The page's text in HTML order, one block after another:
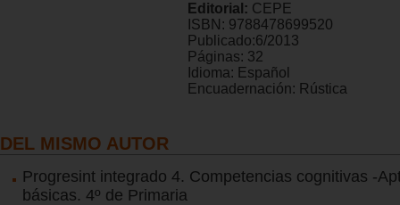
Editorial: CEPE
ISBN: 9788478699520
Publicado:6/2013
Páginas: 32
Idioma: Español
Encuadernación: Rústica
DEL MISMO AUTOR
Progresint integrado 4. Competencias cognitivas -
básicas. 4º de Primaria